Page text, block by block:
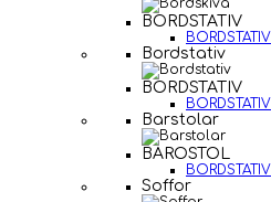
BORDSTATIV
BORDSTATIV
Bordstativ
BORDSTATIV
BORDSTATIV
Barstolar
BAROSTOL
BORDSTATIV
Soffor